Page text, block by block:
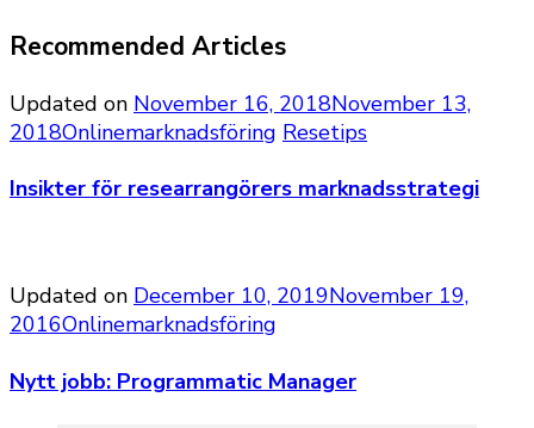
Recommended Articles
Updated on November 16, 2018November 13,
2018Onlinemarknadsföring Resetips
Insikter för researrangörers marknadsstrategi
Updated on December 10, 2019November 19,
2016Onlinemarknadsföring
Nytt jobb: Programmatic Manager